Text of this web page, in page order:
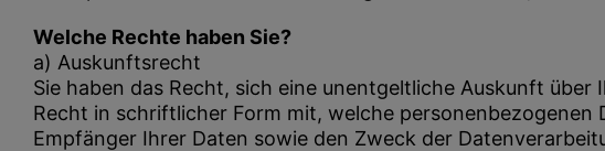
Welche Rechte haben Sie?
a) Auskunftsrecht
Sie haben das Recht, sich eine unentgeltliche Auskunft
Recht in schriftlicher Form mit, welche
Empfänger Ihrer Daten sowie den Zweck der